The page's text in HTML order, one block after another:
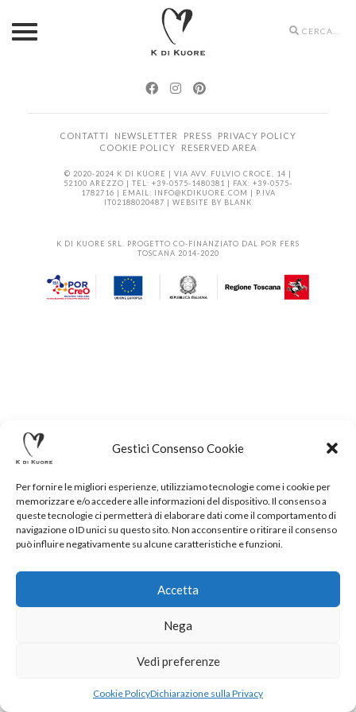
Gestici Consenso Cookie
Per fornire le migliori esperienze, utilizziamo tecnologie come i cookie per
memorizzare e/o accedere alle informazioni del dispositivo. Il consenso a
queste tecnologie ci permetterà di elaborare dati come il comportamento di
navigazione o ID unici su questo sito. Non acconsentire o ritirare il consenso
può influire negativamente su alcune caratteristiche e funzioni.
Accetta
Nega
Vedi preferenze
Cookie PolicyDichiarazione sulla Privacy
Search
CONTATTI NEWSLETTER PRESS
PRIVACY POLICY
COOKIE POLICY
RESERVED AREA
© 2020-2024 K DI KUORE | VIA AVV. FULVIO CROCE, 14 |
52100 AREZZO | TEL: +39-0575-1480381 | FAX: +39-0575-
1782716 | EMAIL: INFO@KDIKUORE.COM | P.IVA
IT02188020487 | WEBSITE BY BLANK
K DI KUORE SRL. PROGETTO CO-FINANZIATO DAL POR FERS
TOSCANA 2014-2020